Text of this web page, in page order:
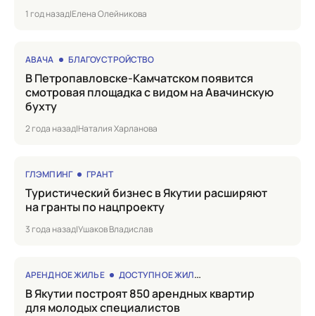
1 год назад|Елена Олейникова
АВАЧА БЛАГОУСТРОЙСТВО
в Петропавловске-Камчатском появится
смотровая площадка с видом на Авачинскую
бухту
2 года назад|Наталия Харланова
ГЛЭМПИНГ ГРАНТ
Туристический бизнес в Якутии расширяют
на гранты по нацпроекту
3 года назад|Ушаков Владислав
АРЕНДНОЕ ЖИЛЬЕ ДОСТУПНОЕ ЖИЛЬЕ
в Якутии построят 850 арендных квартир
для молодых специалистов